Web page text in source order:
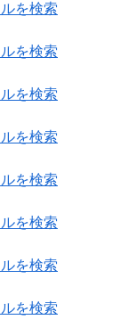
を検索
を検索
を検索
を検索
を検索
を検索
を検索
を検索